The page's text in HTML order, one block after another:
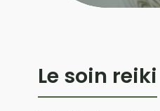
Le soin reiki